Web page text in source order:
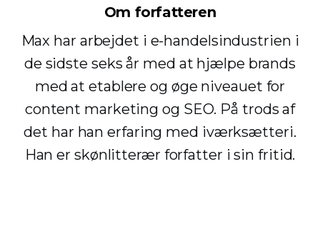
Om forfatteren
Max har arbejdet i e-handelsindustrien i
de sidste seks år med at hjælpe brands
med at etablere og øge niveauet for
content marketing og SEO. På trods af
det har han erfaring med iværksætteri.
Han er skønlitterær forfatter i sin fritid.